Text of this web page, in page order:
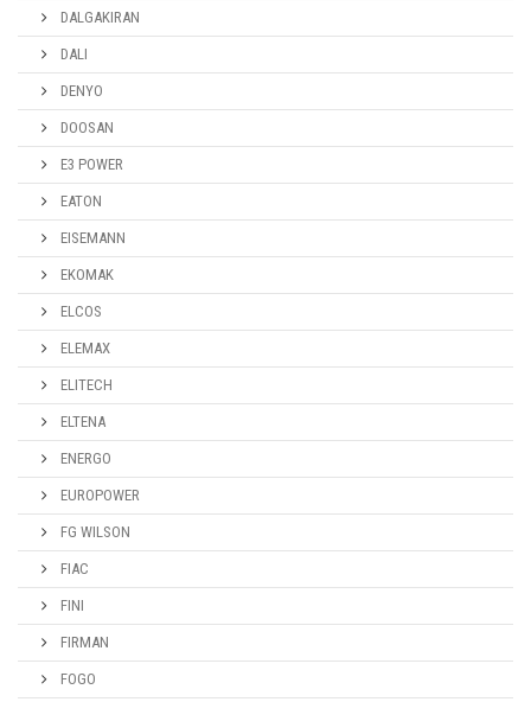
DALGAKIRAN
DALI
DENYO
DOOSAN
E3 POWER
EATON
EISEMANN
EKOMAK
ELCOS
ELEMAX
ELITECH
ELTENA
ENERGO
EUROPOWER
FG WILSON
FIAC
FINI
FIRMAN
FOGO